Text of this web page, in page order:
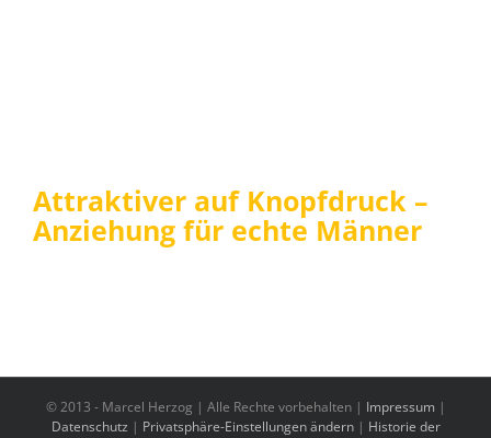
Attraktiver auf Knopfdruck –
Anziehung für echte Männer
© 2013 - Marcel Herzog | Alle Rechte vorbehalten | Impressum |
Datenschutz | Privatsphäre-Einstellungen ändern| Historie der